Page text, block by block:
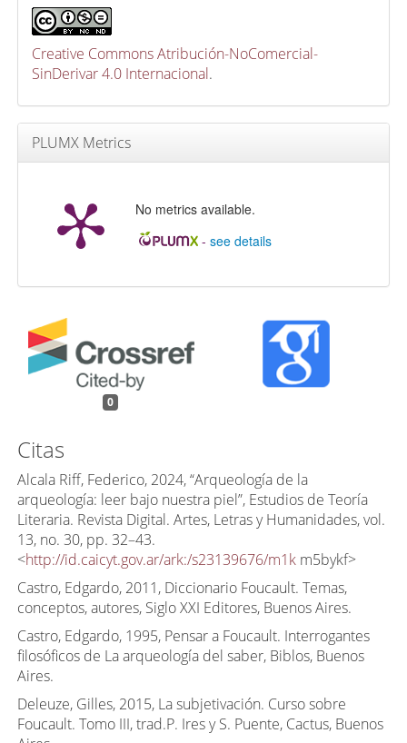
Creative Commons Atribución-NoComercial-
SinDerivar 4.0 Internacional.
PLUMX Metrics
No metrics available.
-see details
0
Citas
Alcala Riff, Federico, 2024, “Arqueología de la
arqueología: leer bajo nuestra piel”, Estudios de Teoría
Literaria. Revista Digital. Artes, Letras y Humanidades, vol.
13, no. 30, pp. 32–43.
<http://id.caicyt.gov.ar/ark:/s23139676/m1k m5bykf>
Castro, Edgardo, 2011, Diccionario Foucault. Temas,
conceptos, autores, Siglo XXI Editores, Buenos Aires.
Castro, Edgardo, 1995, Pensar a Foucault. Interrogantes
filosóficos de La arqueología del saber, Biblos, Buenos
Aires.
Deleuze, Gilles, 2015, La subjetivación. Curso sobre
Foucault. Tomo III, trad.P. Ires y S. Puente, Cactus, Buenos